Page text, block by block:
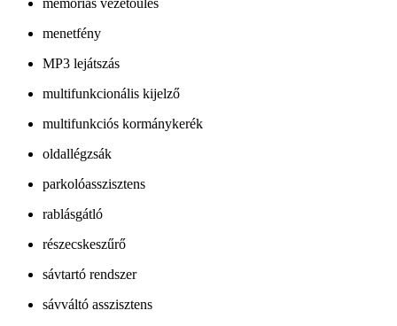
memóriás vezetőülés
menetfény
MP3 lejátszás
multifunkcionális kijelző
multifunkciós kormánykerék
oldallégzsák
parkolóasszisztens
rablásgátló
részecskeszűrő
sávtartó rendszer
sávváltó asszisztens